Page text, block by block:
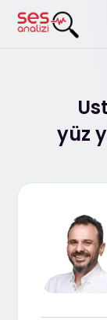
yüz